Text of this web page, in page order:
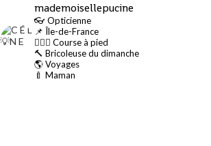
mademoisellepucine
👓 Opticienne
📌 Île-de-France
🏃🏻‍♀️ Course à pied
🔨 Bricoleuse du dimanche
🌎 Voyages
🍼 Maman